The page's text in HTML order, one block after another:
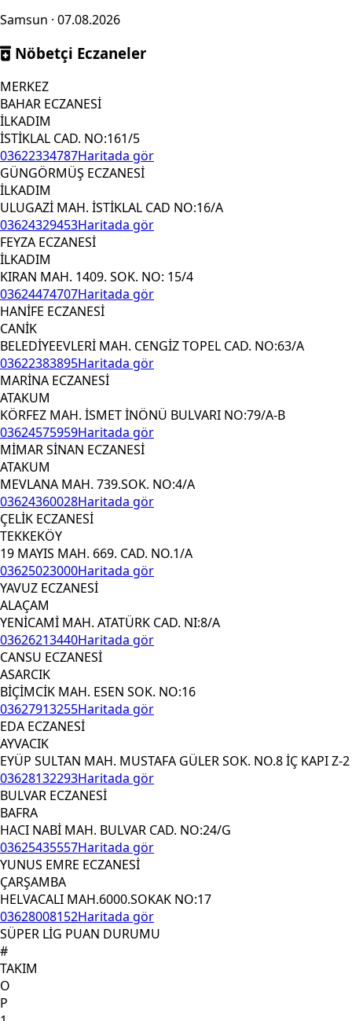
Samsun · 07.08.2026
Nöbetçi Eczaneler
MERKEZ
BAHAR ECZANESİ
İLKADIM
İSTİKLAL CAD. NO:161/5
03622334787Haritada gör
GÜNGÖRMÜŞ ECZANESİ
İLKADIM
ULUGAZİ MAH. İSTİKLAL CAD NO:16/A
03624329453Haritada gör
FEYZA ECZANESİ
İLKADIM
KIRAN MAH. 1409. SOK. NO: 15/4
03624474707Haritada gör
HANİFE ECZANESİ
CANİK
BELEDİYEEVLERİ MAH. CENGİZ TOPEL CAD. NO:63/A
03622383895Haritada gör
MARİNA ECZANESİ
ATAKUM
KÖRFEZ MAH. İSMET İNÖNÜ BULVARI NO:79/A-B
03624575959Haritada gör
MİMAR SİNAN ECZANESİ
ATAKUM
MEVLANA MAH. 739.SOK. NO:4/A
03624360028Haritada gör
ÇELİK ECZANESİ
TEKKEKÖY
19 MAYIS MAH. 669. CAD. NO.1/A
03625023000Haritada gör
YAVUZ ECZANESİ
ALAÇAM
YENİCAMİ MAH. ATATÜRK CAD. NI:8/A
03626213440Haritada gör
CANSU ECZANESİ
ASARCIK
BİÇİMCİK MAH. ESEN SOK. NO:16
03627913255Haritada gör
EDA ECZANESİ
AYVACIK
EYÜP SULTAN MAH. MUSTAFA GÜLER SOK. NO.8 İÇ KAPI Z-2
03628132293Haritada gör
BULVAR ECZANESİ
BAFRA
HACI NABİ MAH. BULVAR CAD. NO:24/G
03625435557Haritada gör
YUNUS EMRE ECZANESİ
ÇARŞAMBA
HELVACALI MAH.6000.SOKAK NO:17
03628008152Haritada gör
SÜPER LİG PUAN DURUMU
#
TAKIM
O
P